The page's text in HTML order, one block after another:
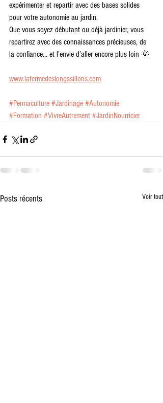
expérimenter et repartir avec des bases solides
pour votre autonomie au jardin.
Que vous soyez débutant ou déjà jardinier, vous
repartirez avec des connaissances précieuses, de
la confiance… et l’envie d’aller encore plus loin 🌞
www.lafermedeslongssillons.com
#Permaculture #Jardinage #Autonomie
#Formation #VivreAutrement #JardinNourricier
Posts récents Voir tout